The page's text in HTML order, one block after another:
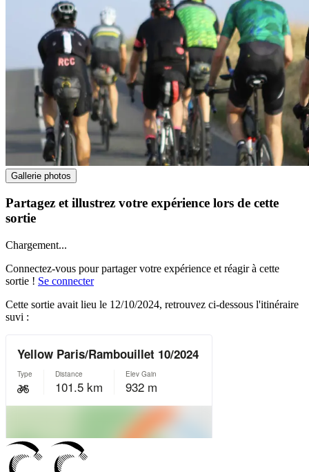
Gallerie photos
Partagez et illustrez votre expérience lors de cette
sortie
Chargement...
Connectez-vous pour partager votre expérience et réagir à cette
sortie ! Se connecter
Cette sortie avait lieu le 12/10/2024, retrouvez ci-dessous l'itinéraire
suvi :